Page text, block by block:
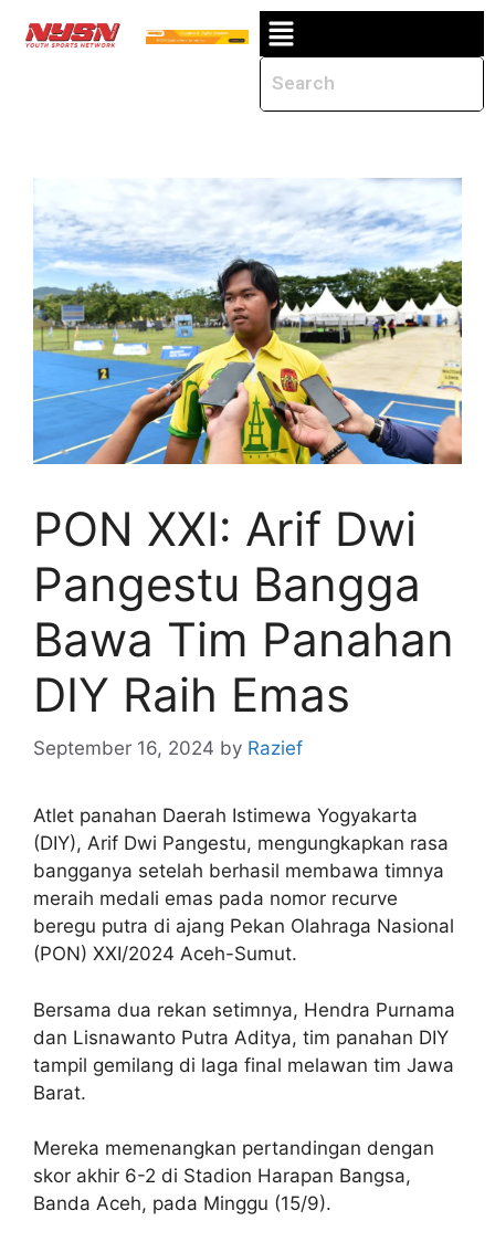
PON XXI: Arif Dwi
Pangestu Bangga
Bawa Tim Panahan
DIY Raih Emas
September 16, 2024 by Razief
Atlet panahan Daerah Istimewa Yogyakarta
(DIY), Arif Dwi Pangestu, mengungkapkan rasa
bangganya setelah berhasil membawa timnya
meraih medali emas pada nomor recurve
beregu putra di ajang Pekan Olahraga Nasional
(PON) XXI/2024 Aceh-Sumut.
Bersama dua rekan setimnya, Hendra Purnama
dan Lisnawanto Putra Aditya, tim panahan DIY
tampil gemilang di laga final melawan tim Jawa
Barat.
Mereka memenangkan pertandingan dengan
skor akhir 6-2 di Stadion Harapan Bangsa,
Banda Aceh, pada Minggu (15/9).